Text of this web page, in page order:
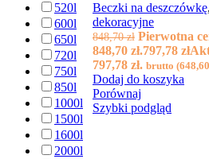
520l
600l
650l
720l
750l
850l
1000l
1500l
1600l
2000l
Beczki na deszczówkę,
dekoracyjne
848,70zł Pierwotna
848,70 zł.797,78 zł
797,78 zł. brutto (648,60
Dodaj do koszyka
Porównaj
Szybki podgląd